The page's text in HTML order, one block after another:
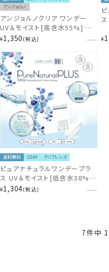
アンジョルノ
アンジョルノクリア ワンデー
UV＆モイスト[高含水55%] ク
リアレンズ 30枚入り EC49951
¥1,350 税込 ¥
送料無料 1DAY クリアレンズ
ピュアナチュラルワンデープラ
ス UV＆モイスト[低含水38%]
(クリアレンズ） 30枚入り
¥1,304 税込
7件中 1